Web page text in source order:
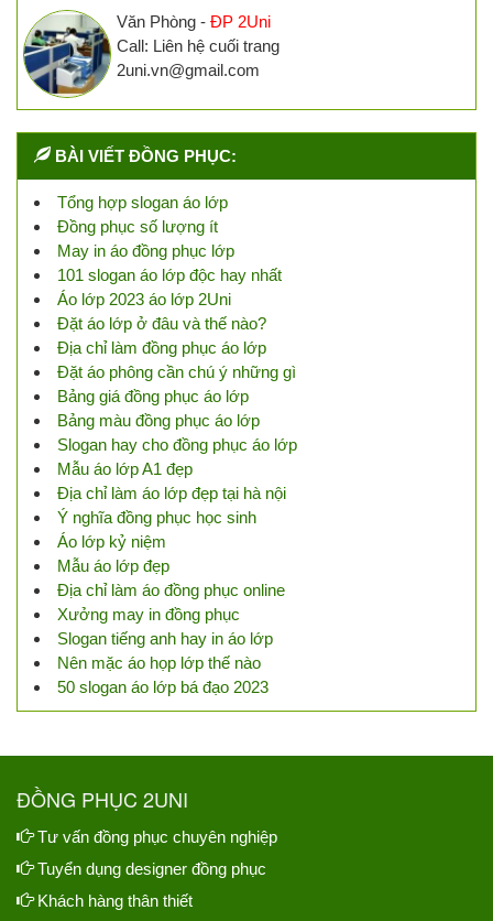
Văn Phòng - ĐP 2Uni
Call: Liên hệ cuối trang
2uni.vn@gmail.com
BÀI VIẾT ĐỒNG PHỤC:
Tổng hợp slogan áo lớp
Đồng phục số lượng ít
May in áo đồng phục lớp
101 slogan áo lớp độc hay nhất
Áo lớp 2023 áo lớp 2Uni
Đặt áo lớp ở đâu và thế nào?
Địa chỉ làm đồng phục áo lớp
Đặt áo phông cần chú ý những gì
Bảng giá đồng phục áo lớp
Bảng màu đồng phục áo lớp
Slogan hay cho đồng phục áo lớp
Mẫu áo lớp A1 đẹp
Địa chỉ làm áo lớp đẹp tại hà nội
Ý nghĩa đồng phục học sinh
Áo lớp kỷ niệm
Mẫu áo lớp đẹp
Địa chỉ làm áo đồng phục online
Xưởng may in đồng phục
Slogan tiếng anh hay in áo lớp
Nên mặc áo họp lớp thế nào
50 slogan áo lớp bá đạo 2023
ĐỒNG PHỤC 2UNI
Tư vấn đồng phục chuyên nghiệp
Tuyển dụng designer đồng phục
Khách hàng thân thiết